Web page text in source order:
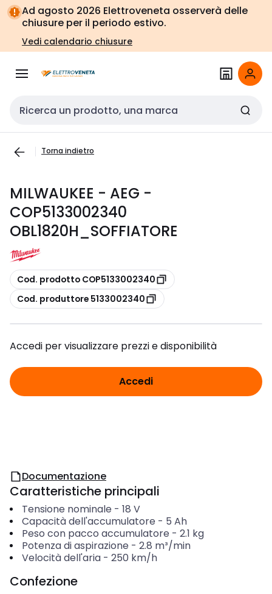
Vai alla
navigazione
Vai
alla
pagina
Ad agosto 2026 Elettroveneta osserverà delle
chiusure per il periodo estivo.
Vedi calendario chiusure
Cerca input
Torna indietro
MILWAUKEE - AEG -
COP5133002340
OBL1820H_SOFFIATORE
copia
Cod. prodotto COP5133002340
copia
Cod. produttore 5133002340
Accedi per visualizzare prezzi e disponibilità
Accedi
Documentazione
Caratteristiche principali
Tensione nominale - 18 V
Capacità dell'accumulatore - 5 Ah
Peso con pacco accumulatore - 2.1 kg
Potenza di aspirazione - 2.8 m³/min
Velocità dell'aria- 250 km/h
Confezione